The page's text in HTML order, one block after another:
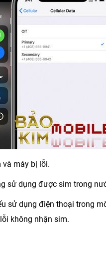
và máy bị lỗi.
sử dụng được sim trong
sử dụng điện thoại trong
không nhận sim.